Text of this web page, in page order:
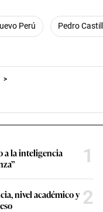
Perú Pedro
a la inteligencia
1
nivel académico y 2